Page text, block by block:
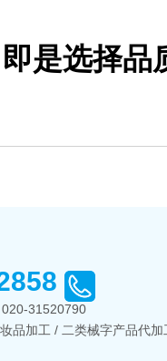
是选择品
020-31520790
品加工 / 二类械字产品代